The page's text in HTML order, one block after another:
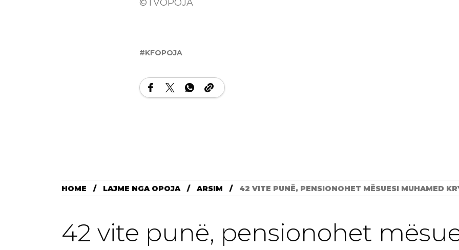
©TVOPOJA
KFOPOJA
HOME LAJME NGA OPOJA ARSIM 42 VITE PUNË, PENSIONOHET MËSUESI MUHAMED
42 vite punë, pensionohet